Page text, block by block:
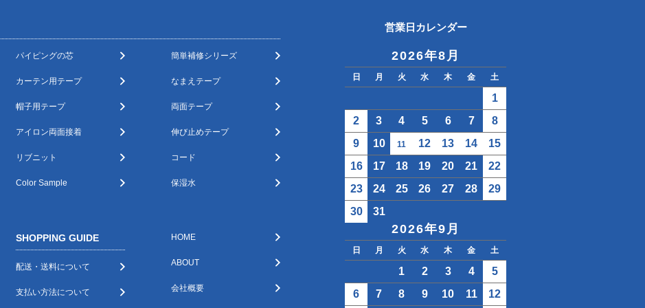
パイピングの芯 簡単補修シリーズ
カーテン用テープ なまえテープ
帽子用テープ 両面テープ
アイロン両面接着 伸び止めテープ
リブニット コード
Color Sample 保湿水
SHOPPING GUIDE
配送・送料について
支払い方法について
HOME
ABOUT
会社概要
営業日カレンダー
2026年8月
日 月 火 水 木 金 土
1
2
3 4 5 6 7
8
9
10 11 12 13 14
15
16
17 18 19 20 21
22
23
24 25 26 27 28
29
30
31
2026年9月
日 月 火 水 木 金 土
1 2 3 4
5
6
7 8 9 10 11 12